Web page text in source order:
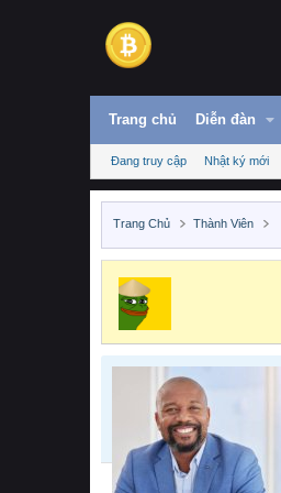
Trang chủ Diễn đàn
Đang truy cập Nhật ký mới
Trang Chủ Thành Viên